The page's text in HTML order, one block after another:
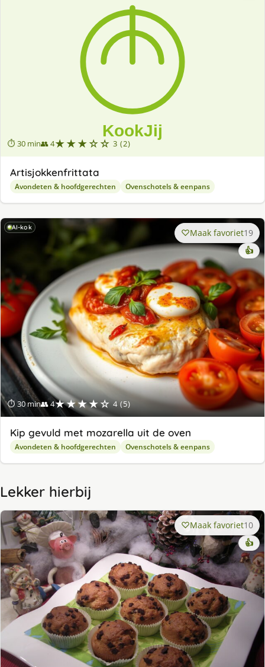
⏱ 30 min👥 4★★★☆☆ 3 (2)
Artisjokkenfrittata
Avondeten & hoofdgerechten Ovenschotels & eenpans
AI-kok
⏱ 30 min👥 4★★★★☆ 4 (5)
Maak favoriet19
👍
Kip gevuld met mozarella uit de oven
Avondeten & hoofdgerechten Ovenschotels & eenpans
Lekker hierbij
Maak favoriet10
👍